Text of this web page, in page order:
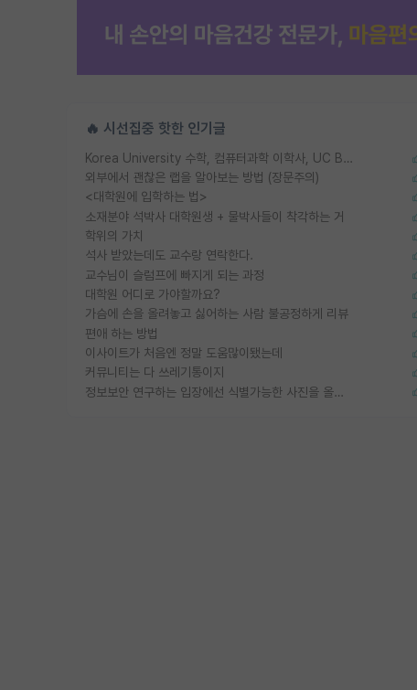
🔥 시선집중 핫한 인기글
Korea University 수학, 컴퓨터과학 이학사, UC Berkeley 산업공학 대학원 공학박사가 되는 것은 쉽지 않겠죠?
외부에서 괜찮은 랩을 알아보는 방법 (장문주의)
<대학원에 입학하는 법>
소재분야 석박사 대학원생 + 물박사들이 착각하는 거
학위의 가치
석사 받았는데도 교수랑 연락한다.
교수님이 슬럼프에 빠지게 되는 과정
대학원 어디로 가야할까요?
가슴에 손을 올려놓고 싫어하는 사람 불공정하게 리뷰
편애 하는 방법
이사이트가 처음엔 정말 도움많이됐는데
커뮤니티는 다 쓰레기통이지
정보보안 연구하는 입장에선 식별가능한 사진을 올리는건 비추이긴함